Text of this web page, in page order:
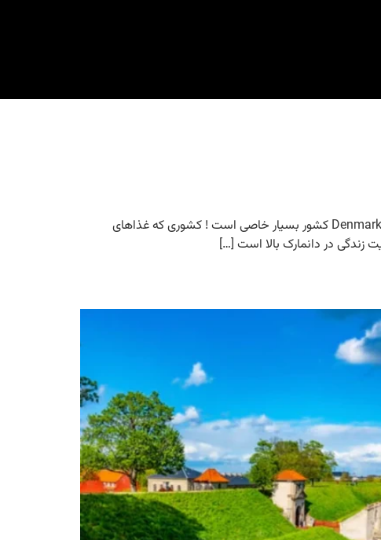
مزایا و معایب مهاجرت به دانمارک-شرایط رفاهی دانمارک مزایا و معایب مهاجرت به دانمارک-شرایط رفاهی دانمارک. دانمارک Denmark کشور بسیار خاصی است ! کشوری که غذاهای
در دانمارک بالا است […]